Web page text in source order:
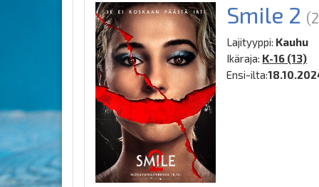
Smile 2
Lajityyppi: Kauhu
Ikäraja: K-16 (13)
Ensi-ilta: